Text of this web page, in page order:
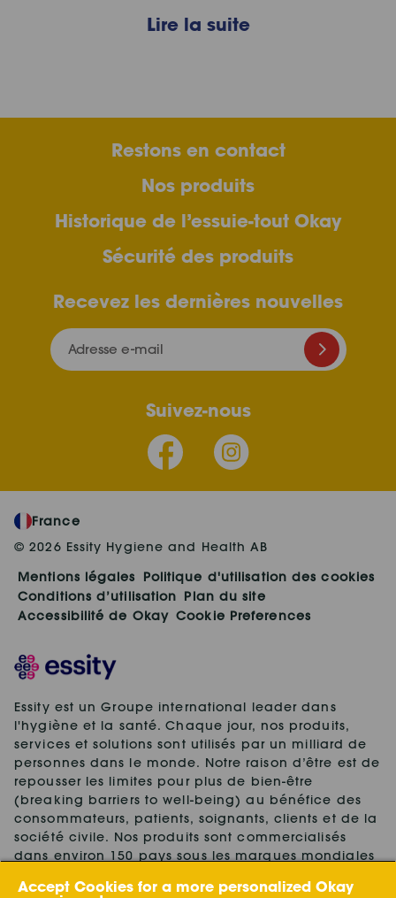
Lire la suite
Restons en contact
Nos produits
Historique de l’essuie-tout Okay
Sécurité des produits
Recevez les dernières nouvelles
Adresse e-mail
Suivez-nous
France
© 2026 Essity Hygiene and Health AB
Mentions légales
Politique d'utilisation des cookies
Conditions d’utilisation Plan du site
Accessibilité de Okay Cookie Preferences
Essity est un Groupe international leader dans
l'hygiène et la santé. Chaque jour, nos produits,
services et solutions sont utilisés par un milliard de
personnes dans le monde. Notre raison d’être est de
repousser les limites pour plus de bien-être
(breaking barriers to well-being) au bénéfice des
consommateurs, patients, soignants, clients et de la
société civile. Nos produits sont commercialisés
dans environ 150 pays sous les marques mondiales
fortes, telles que Actimove, Cutimed, JOBST, Knix,
Accept Cookies for a more personalized Okay